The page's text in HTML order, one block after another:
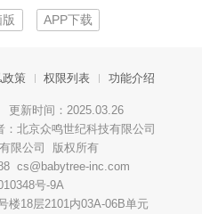
版 APP下载
政策 权限列表 功能介绍
更新时间：2025.03.26
北京众鸣世纪科技有限公司
限公司 版权所有
cs@babytree-inc.com
号-9A
楼18层2101内03A-06B单元